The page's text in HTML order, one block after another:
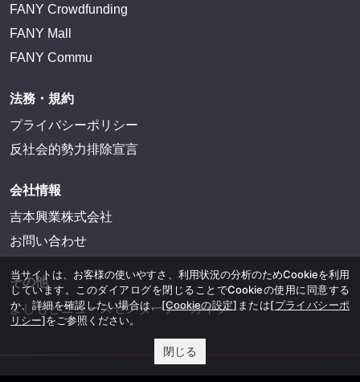
FANY Crowdfunding
FANY Mall
FANY Commu
法務・規約
プライバシーポリシー
反社会的勢力排除宣言
会社情報
吉本興業株式会社
お問い合わせ
その他
よしもとニュースセンターアーカイブ
当サイトは、お客様の使いやすさ、利用状況の分析のためCookieを利用
しています。このダイアログを閉じることでCookieの使用に同意する
か、詳細を確認したい場合は、[Cookieの設定] または[プライバシーポ
リシー]をご参照ください。
閉じる